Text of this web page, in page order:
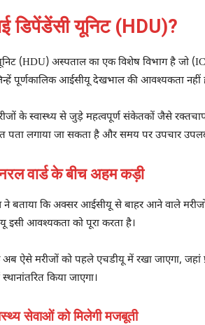
डिपेंडेंसी यूनिट (HDU)?
(HDU) अस्पताल का एक विशेष विभाग है जो
पूर्णकालिक आईसीयू देखभाल की आवश्यकता नहीं
के स्वास्थ्य से जुड़े महत्वपूर्ण संकेतकों जैसे
पता लगाया जा सकता है और समय पर उपचार
वार्ड के बीच अहम कड़ी
ने बताया कि अक्सर आईसीयू से बाहर आने वाले
इसी आवश्यकता को पूरा करता है।
अब ऐसे मरीजों को पहले एचडीयू में रखा जाएगा, जहां
स्थानांतरित किया जाएगा।
सेवाओं को मिलेगी मजबूती